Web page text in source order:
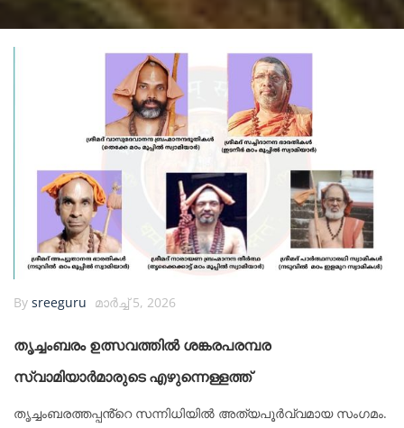
By sreeguru മാർച്ച്‌ 5, 2026
തൃച്ചംബരം ഉത്സവത്തിൽ ശങ്കരപരമ്പര
സ്വാമിയാർമാരുടെ എഴുന്നെള്ളത്ത്
തൃച്ചംബരത്തപ്പൻ്റെ സന്നിധിയിൽ അത്യപൂർവ്വമായ സംഗമം.